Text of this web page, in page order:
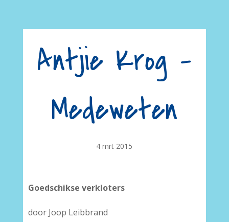
Antjie Krog –
Medeweten
4 mrt 2015
Goedschikse verkloters
door Joop Leibbrand